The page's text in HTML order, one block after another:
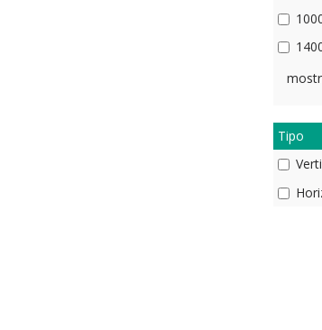
Tipo